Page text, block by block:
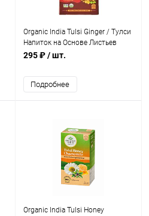
Organic India Tulsi Ginger / Тулси
Напиток на Основе Листьев
Священного Базилика c
295 ₽/ шт.
Подробнее
Organic India Tulsi Honey